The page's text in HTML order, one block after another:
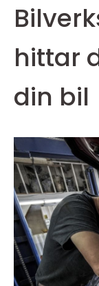
hittar
din bil